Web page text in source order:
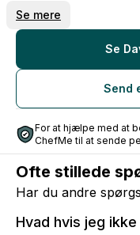
Vores idé er at bringe
nordisk stil til dit hjem.
For eventuelle
virkelig åbne. Vi laver
muligheder.
Jeg kan ikke vente
på engelsk eller
Se mere
Se
Send
For at hjælpe med at
ChefMe til at sende
Ofte stillede
Har du andre
Hvad hvis jeg